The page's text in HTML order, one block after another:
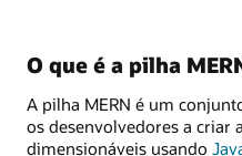
O que é a pilha
A pilha MERN é um
os desenvolvedores a criar
dimensionáveis usando